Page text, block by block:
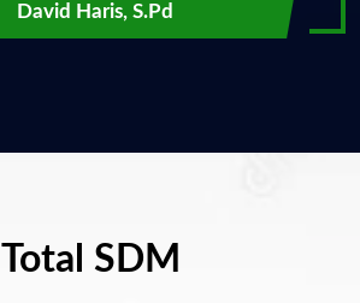
David Haris, S.Pd
Total SDM